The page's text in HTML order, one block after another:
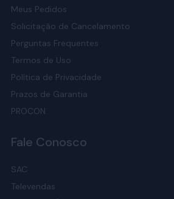
Meus Pedidos
Solicitação de Cancelamento
Perguntas Frequentes
Termos de Uso
Política de Privacidade
Prazos de Garantia
PROCON
Fale Conosco
SAC
Televendas